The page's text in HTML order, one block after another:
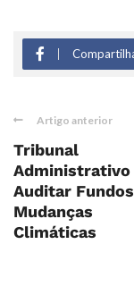
Artigo anterior
Tribunal
Administrativo
Auditar
Mudanças
Climáticas